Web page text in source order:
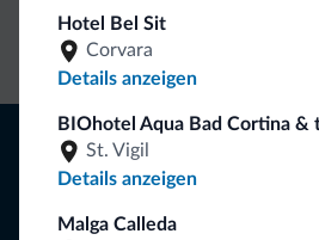
Hotel Bel Sit
Corvara
Details anzeigen
BIOhotel Aqua Bad Cortina &
St. Vigil
Details anzeigen
Malga Calleda
Kontakt
Tipps aus den
Sie erhalten Informationen,
Neuigkeiten für Ihren Urlaub